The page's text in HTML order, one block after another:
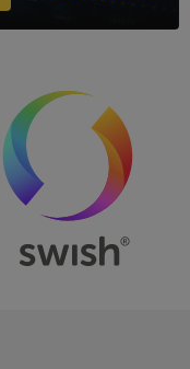
Inriktning
inte
cookies.
Leverantör/